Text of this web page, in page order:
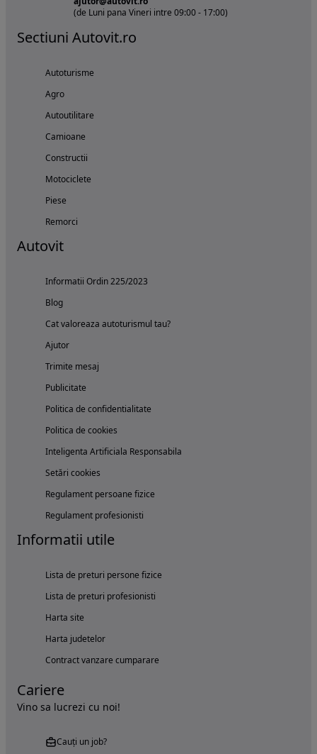
(de Luni pana Vineri intre 09:00 - 17:00)
Sectiuni Autovit.ro
Autoturisme
Agro
Autoutilitare
Camioane
Constructii
Motociclete
Piese
Remorci
Autovit
Informatii Ordin 225/2023
Blog
Cat valoreaza autoturismul tau?
Ajutor
Trimite mesaj
Publicitate
Politica de confidentialitate
Politica de cookies
Inteligenta Artificiala Responsabila
Setări cookies
Regulament persoane fizice
Regulament profesionisti
Informatii utile
Lista de preturi persone fizice
Lista de preturi profesionisti
Harta site
Harta judetelor
Contract vanzare cumparare
Cariere
Vino sa lucrezi cu noi!
Cauți un job?